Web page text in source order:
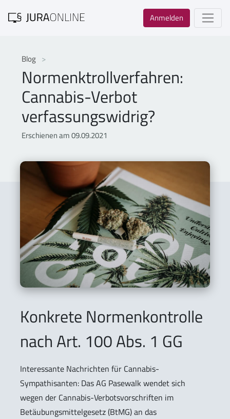
Anmelden
Blog
Normenktrollverfahren:
Cannabis-Verbot
verfassungswidrig?
Erschienen am 09.09.2021
Konkrete Normenkontrolle
nach Art. 100 Abs. 1 GG
Interessante Nachrichten für Cannabis-
Sympathisanten: Das AG Pasewalk wendet sich
wegen der Cannabis-Verbotsvorschriften im
Betäubungsmittelgesetz (BtMG) an das